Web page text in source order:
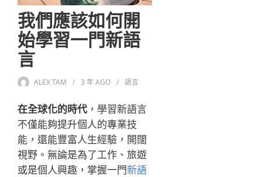
我們應該如何開
始學習一門新語
言
ALEX TAM 3 年AGO 語言
在全球化的時代，學習新語言
不僅能夠提升個人的專業技
能，還能豐富人生經驗，開闊
視野。無論是為了工作、旅遊
或是個人興趣，掌握一門新語